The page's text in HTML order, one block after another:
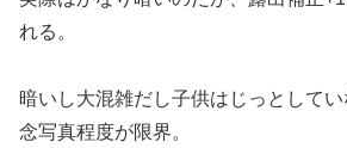
れる。
暗いし大混雑だし子供はじっとして
念写真程度が限界。